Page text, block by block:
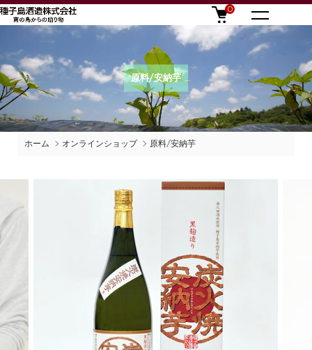
0
原料/安納芋
ホーム オンラインショップ 原料/安納芋